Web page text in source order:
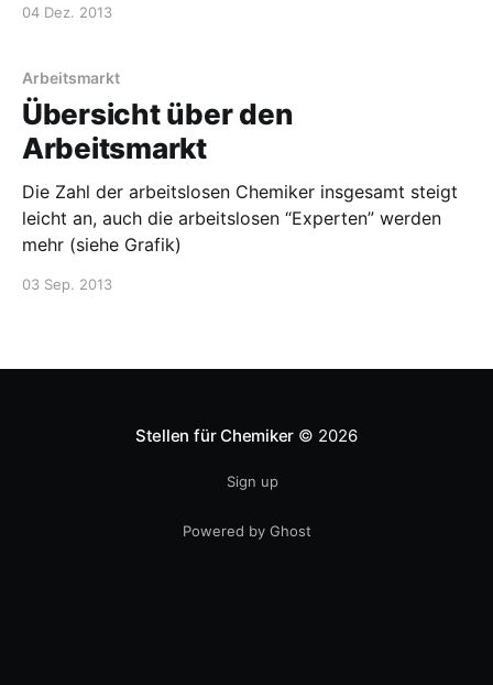
04 Dez. 2013
Arbeitsmarkt
Übersicht über den
Arbeitsmarkt
Die Zahl der arbeitslosen Chemiker insgesamt steigt
leicht an, auch die arbeitslosen “Experten” werden
mehr (siehe Grafik)
03 Sep. 2013
Stellen für Chemiker © 2026
Sign up
Powered by Ghost